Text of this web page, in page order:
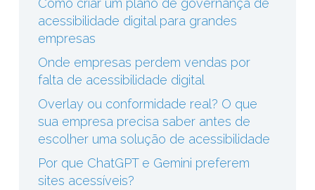
Como criar um plano de governança de
acessibilidade digital para grandes
empresas
Onde empresas perdem vendas por
falta de acessibilidade digital
Overlay ou conformidade real? O que
sua empresa precisa saber antes de
escolher uma solução de acessibilidade
Por que ChatGPT e Gemini preferem
sites acessíveis?